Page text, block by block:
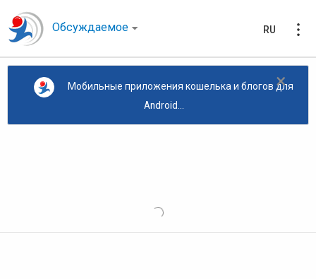
Обсуждаемое RU
×
Мобильные приложения кошелька и блогов для
Android...